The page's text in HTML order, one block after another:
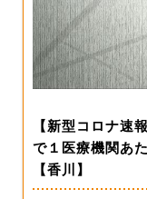
【新型コロナ
で１医療機関あ
【香川】